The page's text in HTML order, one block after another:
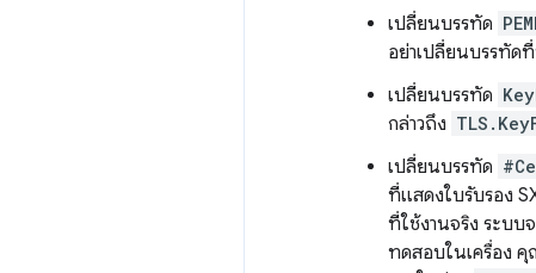
เปลี่ยนบรรทัด
อย่าเปลี่ยนบรรทัด
เปลี่ยนบรรทัด
กล่าวถึง
เปลี่ยนบรรทัด
ที่แสดงใบรับรอง
ที่ใช้งานจริง ระบบ
ทดสอบในเครื่อง คุ